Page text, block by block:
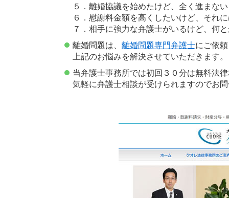
５．離婚協議を始めたけど、全く進まない
６．慰謝料金額を高くしたいけど、それ
７．相手に強力な弁護士がいるけど、何
離婚問題は、 離婚問題専門弁護士にご依頼
上記のお悩みを解決させていただきます。
当弁護士事務所では初回３０分は無料法律
気軽に弁護士相談が受けられますのでお問